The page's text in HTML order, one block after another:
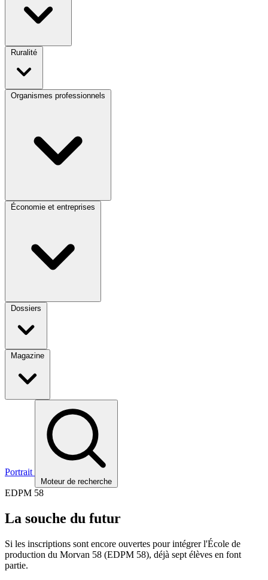
Ruralité
Organismes professionnels
Économie et entreprises
Dossiers
Magazine
Portrait
Moteur de recherche
EDPM 58
La souche du futur
Si les inscriptions sont encore ouvertes pour intégrer l'École de
production du Morvan 58 (EDPM 58), déjà sept élèves en font
partie.